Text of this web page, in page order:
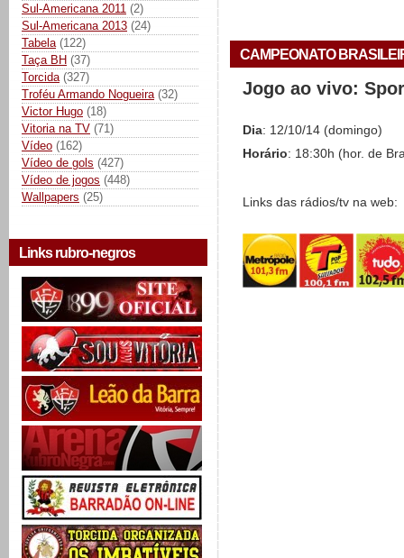
Sul-Americana 2011 (2)
Sul-Americana 2013 (24)
Tabela (122)
Taça BH (37)
Torcida (327)
Troféu Armando Nogueira (32)
Victor Hugo (18)
Vitoria na TV (71)
Vídeo (162)
Vídeo de gols (427)
Vídeo de jogos (448)
Wallpapers (25)
Links rubro-negros
CAMPEONATO
Jogo ao vivo:
Dia: 12/10/14 (domingo)
Horário: 18:30h (hor. de
Links das rádios/tv na web: